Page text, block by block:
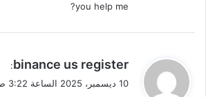
you help me?
يbinance us register
:
10 ديسمبر، 2025 الساعة 3:22 ص